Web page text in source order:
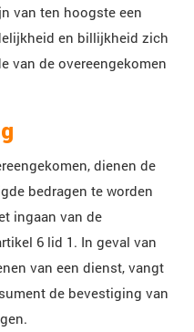
van ten hoogste een
en billijkheid zich
van de overeengekomen
dienen de
bedragen te worden
ingaan van de
6 lid 1. In geval van
van een dienst, vangt
de bevestiging van